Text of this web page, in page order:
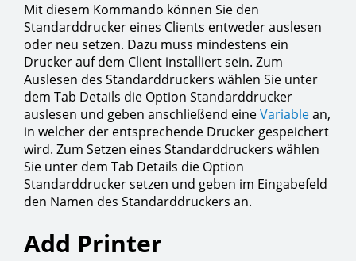
Mit diesem Kommando können Sie den
Standarddrucker eines Clients entweder auslesen
oder neu setzen. Dazu muss mindestens ein
Drucker auf dem Client installiert sein. Zum
Auslesen des Standarddruckers wählen Sie unter
dem Tab Details die Option Standarddrucker
auslesen und geben anschließend eineVariablean,
in welcher der entsprechende Drucker gespeichert
wird. Zum Setzen eines Standarddruckers wählen
Sie unter dem Tab Details die Option
Standarddrucker setzen und geben im Eingabefeld
den Namen des Standarddruckers an.
Add Printer